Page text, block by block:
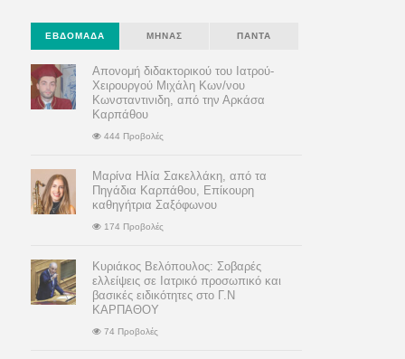
ΕΒΔΟΜΆΔΑ ΜΉΝΑΣ ΠΆΝΤΑ
Απονομή διδακτορικού του Ιατρού-
Χειρουργού Μιχάλη Κων/νου
Κωνσταντινιδη, από την Αρκάσα
Καρπάθου
444 Προβολές
Μαρίνα Ηλία Σακελλάκη, από τα
Πηγάδια Καρπάθου, Επίκουρη
καθηγήτρια Σαξόφωνου
174 Προβολές
Κυριάκος Βελόπουλος: Σοβαρές
ελλείψεις σε Ιατρικό προσωπικό και
βασικές ειδικότητες στο Γ.Ν
ΚΑΡΠΑΘΟΥ
74 Προβολές